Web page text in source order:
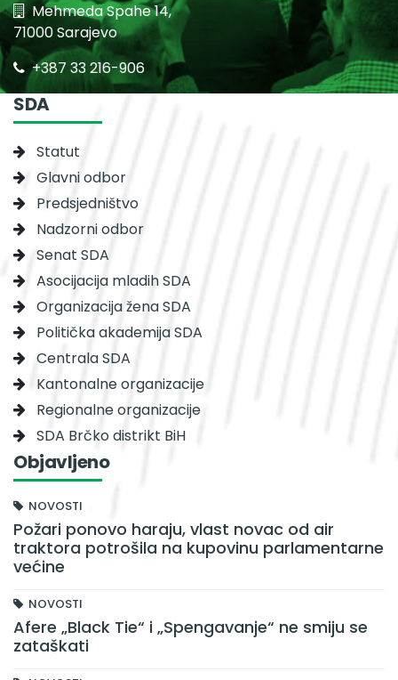
Mehmeda Spahe 14,
71000 Sarajevo
+387 33 216-906
SDA
Statut
Glavni odbor
Predsjedništvo
Nadzorni odbor
Senat SDA
Asocijacija mladih SDA
Organizacija žena SDA
Politička akademija SDA
Centrala SDA
Kantonalne organizacije
Regionalne organizacije
SDA Brčko distrikt BiH
Objavljeno
NOVOSTI
Požari ponovo haraju, vlast novac od air
traktora potrošila na kupovinu parlamentarne
većine
NOVOSTI
Afere „Black Tie“ i „Spengavanje“ ne smiju se
zataškati